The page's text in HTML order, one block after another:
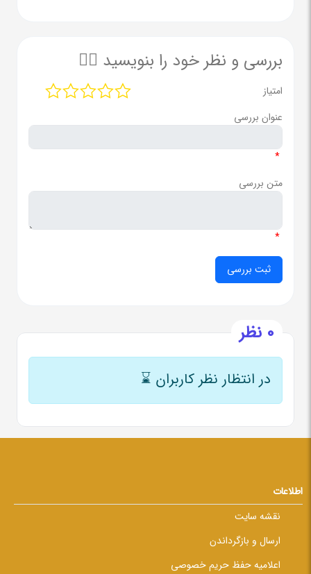
بررسی و نظر خود را بنویسید ✍🏻
امتیاز
عنوان بررسی
*
متن بررسی
*
0 نظر
در انتظار نظر کاربران ⌛
اطلاعات
نقشه سایت
ارسال و بازگرداندن
اعلامیه حفظ حریم خصوصی